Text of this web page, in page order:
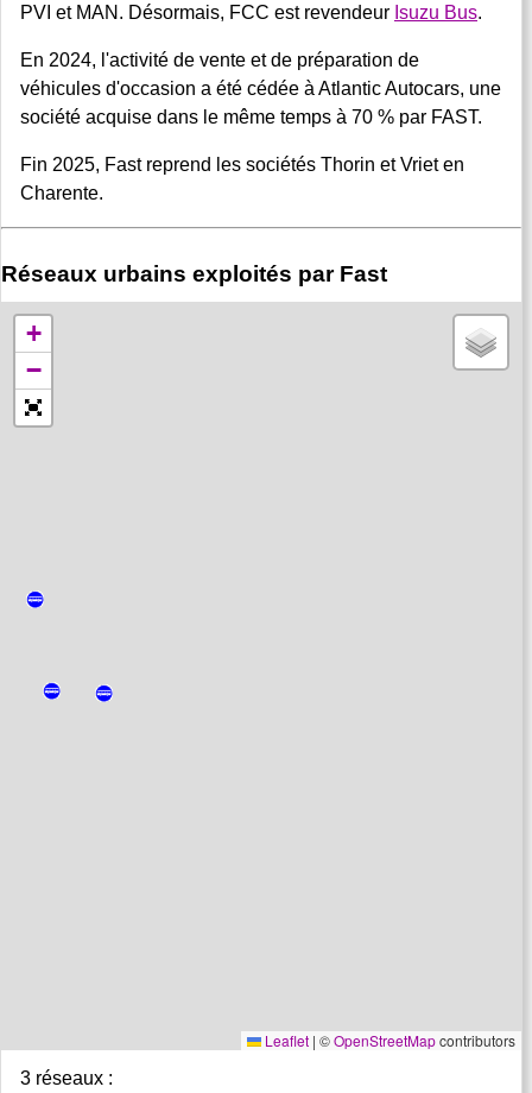
PVI et MAN. Désormais, FCC est revendeur Isuzu Bus.
En 2024, l'activité de vente et de préparation de
véhicules d'occasion a été cédée à Atlantic Autocars, une
société acquise dans le même temps à 70 % par FAST.
Fin 2025, Fast reprend les sociétés Thorin et Vriet en
Charente.
Réseaux urbains exploités par Fast
+
−
Leaflet | ©OpenStreetMapcontributors
3 réseaux :